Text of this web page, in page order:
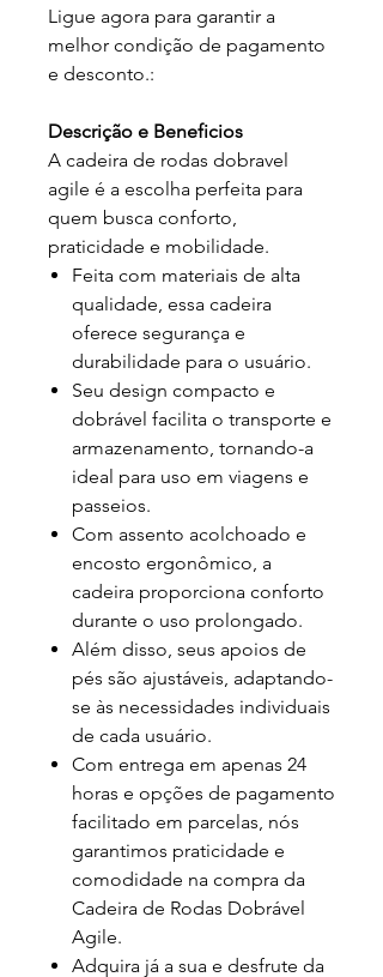
Ligue agora para garantir a
melhor condição de pagamento
e desconto.:
Descrição e Beneficios
A cadeira de rodas dobravel
agile é a escolha perfeita para
quem busca conforto,
praticidade e mobilidade.
Feita com materiais de alta
qualidade, essa cadeira
oferece segurança e
durabilidade para o usuário.
Seu design compacto e
dobrável facilita o transporte e
armazenamento, tornando-a
ideal para uso em viagens e
passeios.
Com assento acolchoado e
encosto ergonômico, a
cadeira proporciona conforto
durante o uso prolongado.
Além disso, seus apoios de
pés são ajustáveis, adaptando-
se às necessidades individuais
de cada usuário.
Com entrega em apenas 24
horas e opções de pagamento
facilitado em parcelas, nós
garantimos praticidade e
comodidade na compra da
Cadeira de Rodas Dobrável
Agile.
Adquira já a sua e desfrute da